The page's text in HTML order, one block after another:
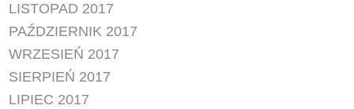
LISTOPAD 2017
PAŹDZIERNIK 2017
WRZESIEŃ 2017
SIERPIEŃ 2017
LIPIEC 2017